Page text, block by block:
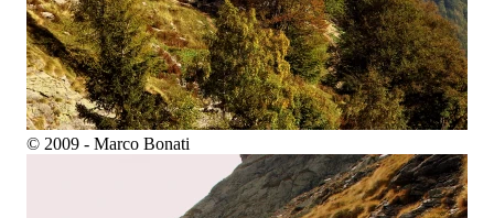
© 2009 - Marco Bonati